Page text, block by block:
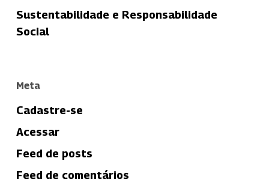
Sustentabilidade e Responsabilidade
Social
Meta
Cadastre-se
Acessar
Feed de posts
Feed de comentários